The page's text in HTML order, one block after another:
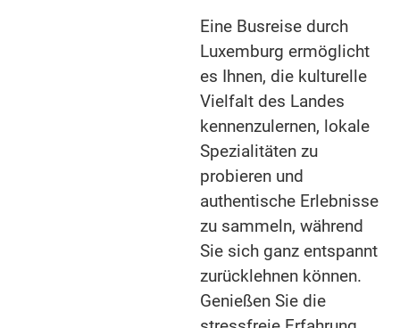
Eine Busreise durch
Luxemburg ermöglicht
es Ihnen, die kulturelle
Vielfalt des Landes
kennenzulernen, lokale
Spezialitäten zu
probieren und
authentische Erlebnisse
zu sammeln, während
Sie sich ganz entspannt
zurücklehnen können.
Genießen Sie die